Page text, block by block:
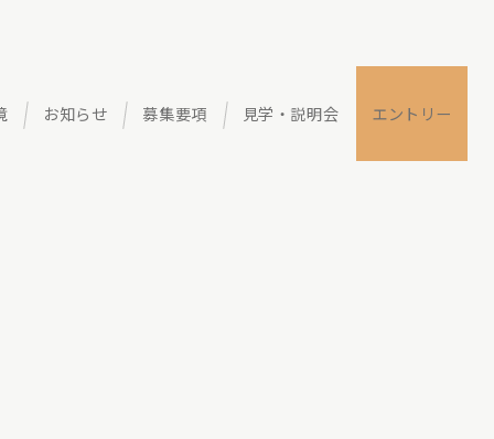
お知らせ 募集要項 見学・説明会 エントリー